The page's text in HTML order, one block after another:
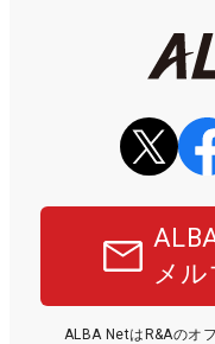
メ
ALBA NetはR&Aのオ